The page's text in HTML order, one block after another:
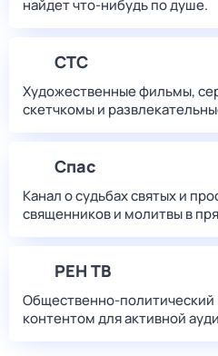
найдет что‑нибудь по душе.
СТС
Художественные фильмы,
скетчкомы и
Спас
Канал о судьбах святых и
священников и молитвы в
РЕН ТВ
Общественно-
контентом для активной